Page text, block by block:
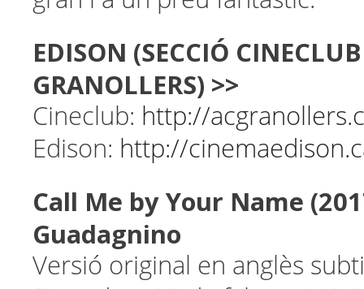
EDISON (SECCIÓ
GRANOLLERS) >>
Cineclub: http://
Edison: http://
Call Me by Your Name
Guadagnino
Versió original en anglès